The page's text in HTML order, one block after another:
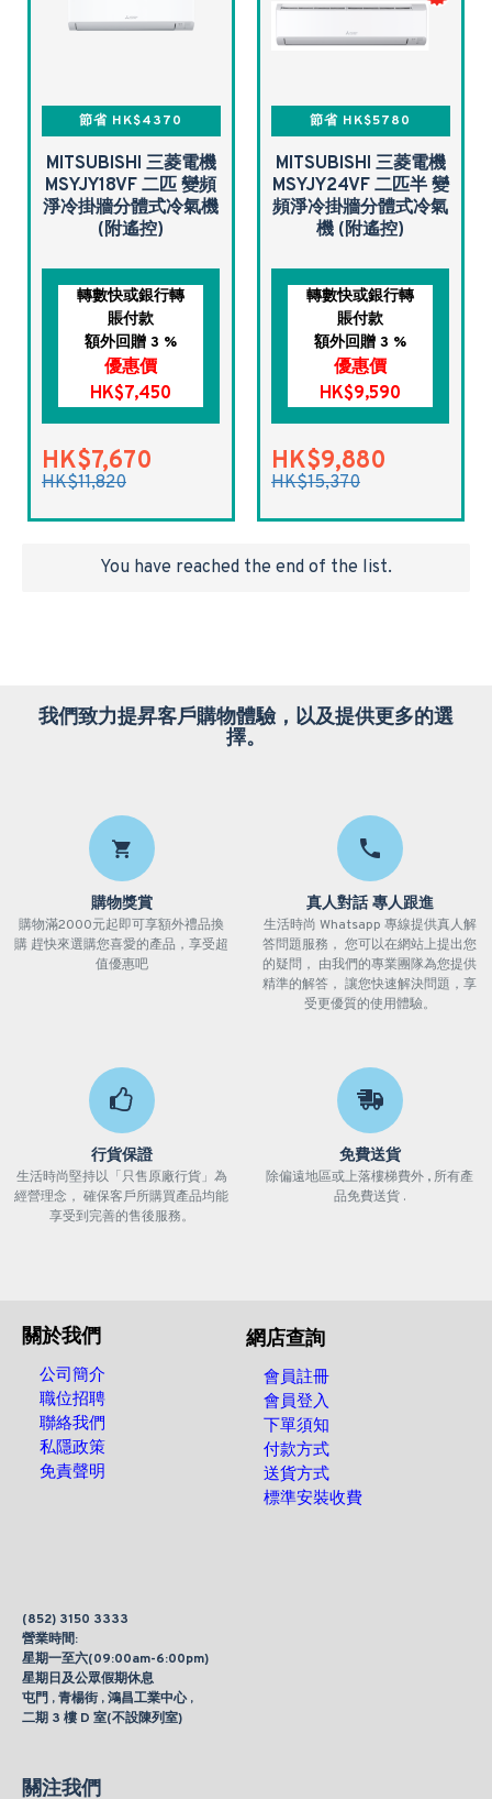
節省 HK$4370
MITSUBISHI 三菱電機
MSYJY18VF 二匹 變頻
淨冷掛牆分體式冷氣機
(附遙控)
轉數快或銀行轉
賬付款
額外回贈 3 %
優惠價
HK$7,450
HK$7,670
HK$11,820
節省 HK$5780
MITSUBISHI 三菱電機
MSYJY24VF 二匹半 變
頻淨冷掛牆分體式冷氣
機 (附遙控)
轉數快或銀行轉
賬付款
額外回贈 3 %
優惠價
HK$9,590
HK$9,880
HK$15,370
You have reached the end of the list.
我們致力提昇客戶購物體驗，以及提供更多的選
擇。
購物獎賞
購物滿2000元起即可享額外禮品換
購 趕快來選購您喜愛的產品，享受超
值優惠吧
真人對話 專人跟進
生活時尚 Whatsapp 專線提供真人解
答問題服務， 您可以在網站上提出您
的疑問， 由我們的專業團隊為您提供
精準的解答， 讓您快速解決問題，享
受更優質的使用體驗。
行貨保證
生活時尚堅持以「只售原廠行貨」為
經營理念， 確保客戶所購買產品均能
享受到完善的售後服務。
免費送貨
除偏遠地區或上落樓梯費外 , 所有產
品免費送貨 .
關於我們
公司簡介
職位招聘
聯絡我們
私隱政策
免責聲明
網店查詢
會員註冊
會員登入
下單須知
付款方式
送貨方式
標準安裝收費
(852) 3150 3333
營業時間:
星期一至六(09:00am-6:00pm)
星期日及公眾假期休息
屯門 , 青楊街 , 鴻昌工業中心 ,
二期 3 樓 D 室(不設陳列室)
關注我們